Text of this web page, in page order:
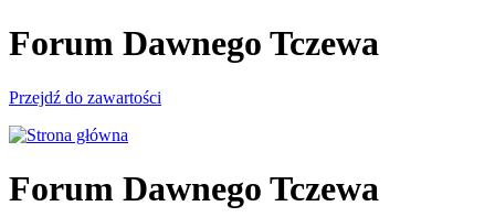
Forum Dawnego Tczewa
Przejdź do zawartości
Forum Dawnego Tczewa